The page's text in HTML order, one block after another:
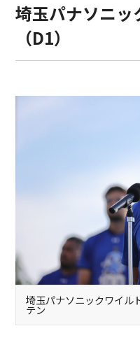
埼玉パナソニッ
（D1）
埼玉パナソニックワイル
テン